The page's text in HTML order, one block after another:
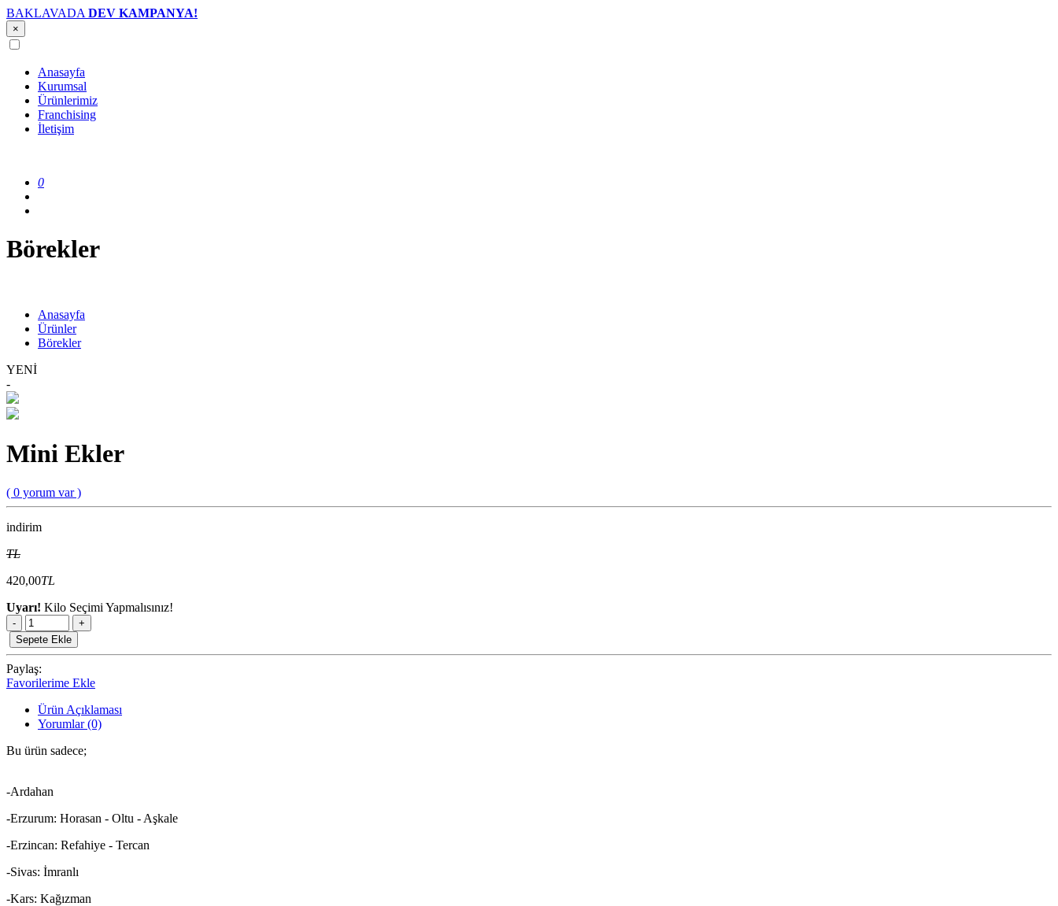
BAKLAVADA DEV KAMPANYA!
×
Anasayfa
Kurumsal
Ürünlerimiz
Franchising
İletişim
0
Börekler
Anasayfa
Ürünler
Börekler
YENİ
-
Mini Ekler
( 0 yorum var )
indirim
TL
420,00TL
Uyarı! Kilo Seçimi Yapmalısınız!
-
+
Sepete Ekle
Paylaş:
Favorilerime Ekle
Ürün Açıklaması
Yorumlar (0)
Bu ürün sadece;
-Ardahan
-Erzurum: Horasan - Oltu - Aşkale
-Erzincan: Refahiye - Tercan
-Sivas: İmranlı
-Kars: Kağızman